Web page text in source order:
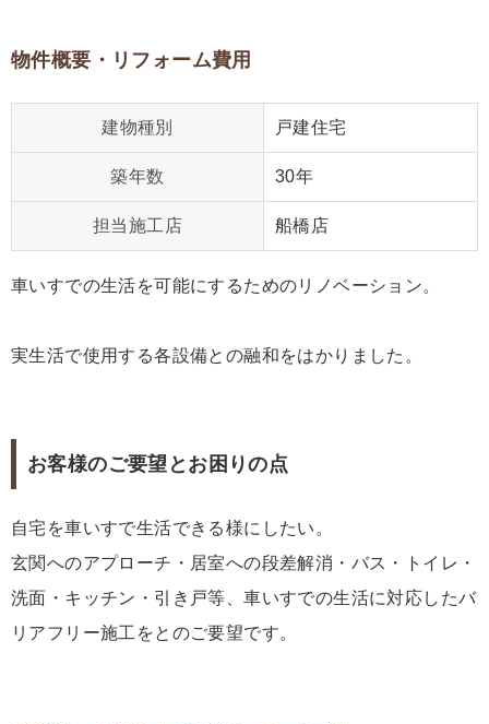
物件概要・リフォーム費用
建物種別 戸建住宅
築年数 30年
担当施工店 船橋店
車いすでの生活を可能にするためのリノベーション。
実生活で使用する各設備との融和をはかりました。
お客様のご要望とお困りの点
自宅を車いすで生活できる様にしたい。
玄関へのアプローチ・居室への段差解消・バス・トイレ・
洗面・キッチン・引き戸等、車いすでの生活に対応したバ
リアフリー施工をとのご要望です。